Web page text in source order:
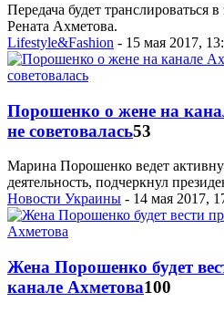
Передача будет транслироваться
Рената Ахметова.
Lifestyle&Fashion - 15 мая 2017,
Порошенко о жене на
не советовалась53
Марина Порошенко ведет
деятельность, подчеркнул
Новости Украины - 14 мая 2017,
Жена Порошенко будет
канале Ахметова100